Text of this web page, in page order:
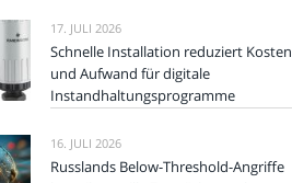
17. JULI 2026
Schnelle Installation reduziert Kosten
und Aufwand für digitale
Instandhaltungsprogramme
16. JULI 2026
Russlands Below-Threshold-Angriffe